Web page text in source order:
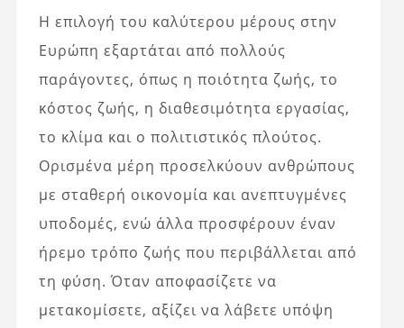
Η επιλογή του καλύτερου μέρους στην
Ευρώπη εξαρτάται από πολλούς
παράγοντες, όπως η ποιότητα ζωής, το
κόστος ζωής, η διαθεσιμότητα εργασίας,
το κλίμα και ο πολιτιστικός πλούτος.
Ορισμένα μέρη προσελκύουν ανθρώπους
με σταθερή οικονομία και ανεπτυγμένες
υποδομές, ενώ άλλα προσφέρουν έναν
ήρεμο τρόπο ζωής που περιβάλλεται από
τη φύση. Όταν αποφασίζετε να
μετακομίσετε, αξίζει να λάβετε υπόψη